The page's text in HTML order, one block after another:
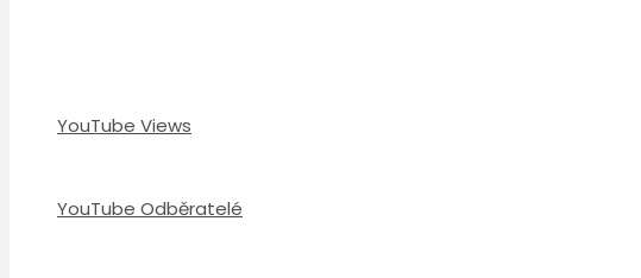
YouTube Views
YouTube Odběratelé